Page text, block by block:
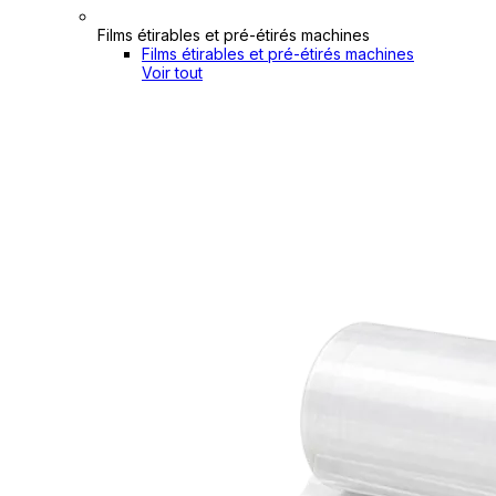
Films étirables et pré-étirés machines
Films étirables et pré-étirés machines
Voir tout